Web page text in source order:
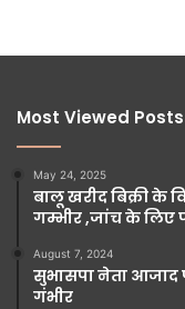
Most Viewed Posts
May 24, 2025
बालू खरीद बिक्री के
गम्भीर ,जांच के लिए
August 7, 2024
सुभासपा नेता आजाद
गंभीर